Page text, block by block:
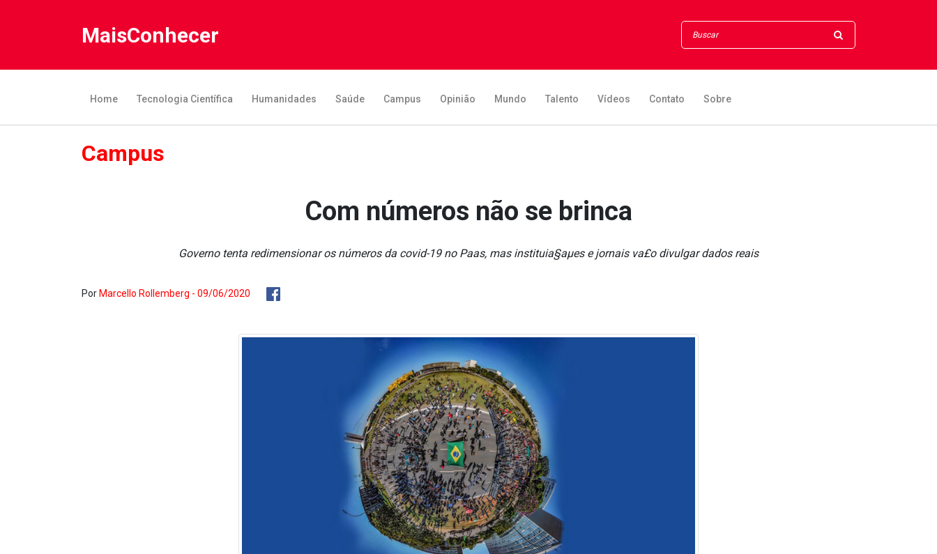
MaisConhecer
Home Tecnologia Científica Humanidades Saúde Campus Opinião Mundo Talento Vídeos Contato Sobre
Campus
Com números não se brinca
Governo tenta redimensionar os números da covid-19 no Paa­s, mas instituia§aµes e jornais va£o divulgar dados reais
Por Marcello Rollemberg - 09/06/2020